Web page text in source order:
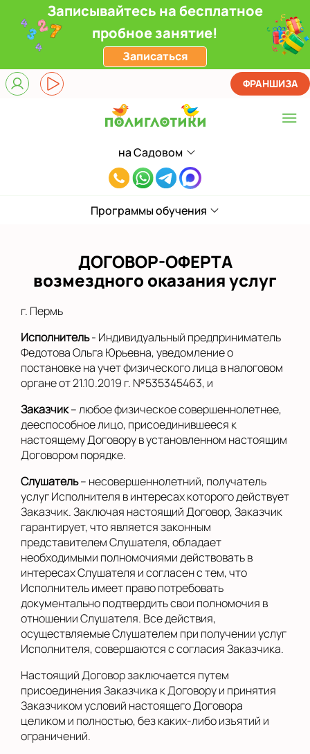
Записывайтесь на бесплатное
пробное занятие!
Записаться
на Садовом
Выберите центр
в Кировском районе
на Садовом
Выбрать другой город
8(342)291-
61
ФРАНШИЗА
Программы обучения
ДОГОВОР-ОФЕРТА
возмездного оказания услуг
г. Пермь
Исполнитель- Индивидуальный предприниматель
Федотова Ольга Юрьевна, уведомление о
постановке на учет физического лица в налоговом
органе от 21.10.2019 г. №535345463, и
Заказчик– любое физическое совершеннолетнее,
дееспособное лицо, присоединившееся к
настоящему Договору в установленном настоящим
Договором порядке.
Слушатель– несовершеннолетний, получатель
услуг Исполнителя в интересах которого действует
Заказчик. Заключая настоящий Договор, Заказчик
гарантирует, что является законным
представителем Слушателя, обладает
необходимыми полномочиями действовать в
интересах Слушателя и согласен с тем, что
Исполнитель имеет право потребовать
документально подтвердить свои полномочия в
отношении Слушателя. Все действия,
осуществляемые Слушателем при получении услуг
Исполнителя, совершаются с согласия Заказчика.
Настоящий Договор заключается путем
присоединения Заказчика к Договору и принятия
Заказчиком условий настоящего Договора
целиком и полностью, без каких-либо изъятий и
ограничений.